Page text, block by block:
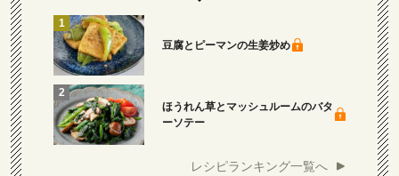
豆腐とピーマンの生姜炒め
ほうれん草とマッシュルームのバタ
ーソテー
レシピランキング一覧へ